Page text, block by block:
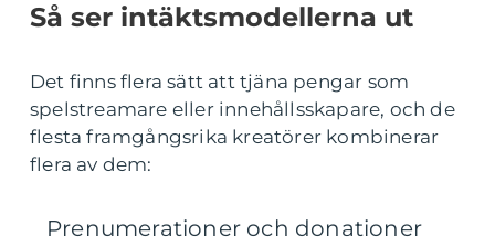
Så ser intäktsmodellerna ut
Det finns flera sätt att tjäna pengar som
spelstreamare eller innehållsskapare, och de
flesta framgångsrika kreatörer kombinerar
flera av dem:
Prenumerationer och donationer